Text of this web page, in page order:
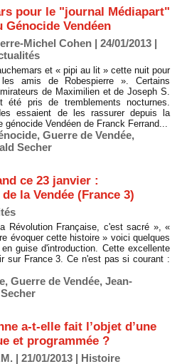
pour le "journal Médiapart"
Vendéen
Michel Cohen | 24/01/2013 |
et « pipi au lit » cette nuit pour
amis de Robespierre ». Certains
de Maximilien et de Joseph S.
été pris de tremblements nocturnes.
essaient de les rassurer depuis la
Vendéen de Franck Ferrand...
, Guerre de Vendée,
Secher
ce 23 janvier :
la Vendée (France 3)
Révolution Française, c'est sacré », «
évoquer cette histoire » voici quelques
guise d'introduction. Cette excellente
sur France 3. Ce n'est pas si courant :
, Guerre de Vendée, Jean-
a-t-elle fait l’objet d’une
et programmée ?
| 21/01/2013 | Histoire